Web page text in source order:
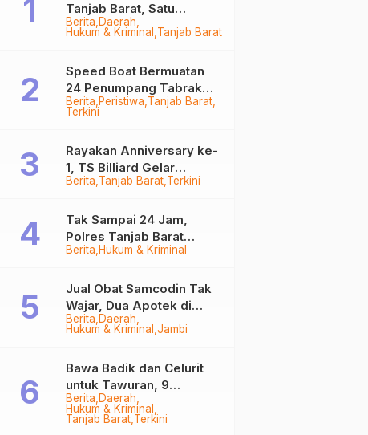
Berita Daerah
Hukum & Kriminal Tanjab Barat
Tanjab Barat, Satu
Remaja Kritis Dibacok, 3
Pelaku Ditangkap
Berita Peristiwa Tanjab Barat
Terkini
Speed Boat Bermuatan
24 Penumpang Tabrak
Togok di Kuala Tungkal,
Berita Tanjab Barat Terkini
Rayakan Anniversary ke-
1, TS Billiard Gelar
Turnamen 9 Ball
Berita Hukum & Kriminal
Tak Sampai 24 Jam,
Polres Tanjab Barat
Ringkus Komplotan
Tungkal
Berita Daerah
Hukum & Kriminal Jambi
Jual Obat Samcodin Tak
Wajar, Dua Apotek di
Tanjab Barat Disegel
Berita Daerah
Hukum & Kriminal
Tanjab Barat Terkini
Bawa Badik dan Celurit
untuk Tawuran, 9
Anggota Geng Motor di
Tanjab Barat Diringkus